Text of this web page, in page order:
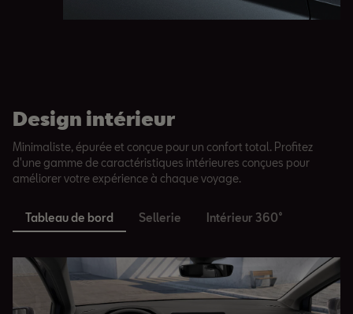
Design intérieur
Minimaliste, épurée et conçue pour un confort total. Profitez
d'une gamme de caractéristiques intérieures conçues pour
améliorer votre expérience à chaque voyage.
Tableau de bord Sellerie Intérieur 360°